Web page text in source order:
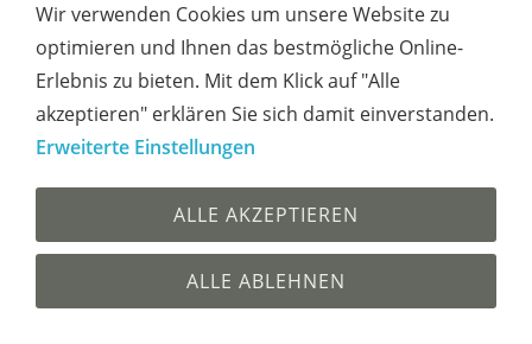
Impressum AGB
Widerrufsrecht
Hilfe
Wir verwenden Cookies um unsere Website zu
optimieren und Ihnen das bestmögliche Online-
Erlebnis zu bieten. Mit dem Klick auf "Alle
akzeptieren" erklären Sie sich damit einverstanden.
Erweiterte Einstellungen
ALLE AKZEPTIEREN
ALLE ABLEHNEN